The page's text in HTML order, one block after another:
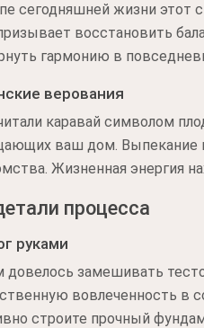
сегодняшней жизни этот
восстановить
гармонию в
верования
каравай символом
ваш дом. Выпекание
Жизненная энергия
процесса
руками
довелось замешивать
вовлеченность в
строите прочный